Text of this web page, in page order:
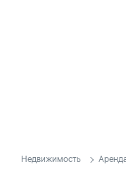
Недвижимость